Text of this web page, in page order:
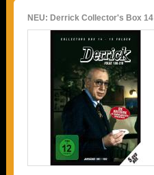
NEU: Derrick Collector's Box 14